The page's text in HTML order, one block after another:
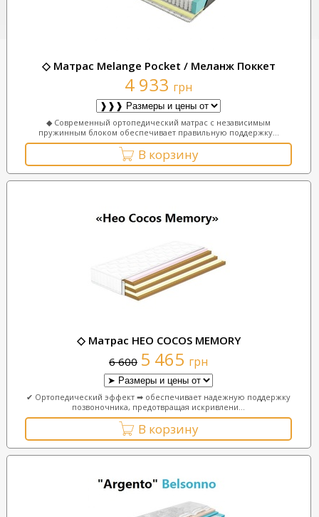
◇ Матрас Melange Pocket / Меланж Поккет
4 933 грн
◆ Современный ортопедический матрас с независимым
пружинным блоком обеспечивает правильную поддержку...
В корзину
◇ Матрас НЕО COCOS MEMORY
6 600 5 465 грн
✔ Ортопедический эффект ➡ обеспечивает надежную поддержку
позвоночника, предотвращая искривлени...
В корзину